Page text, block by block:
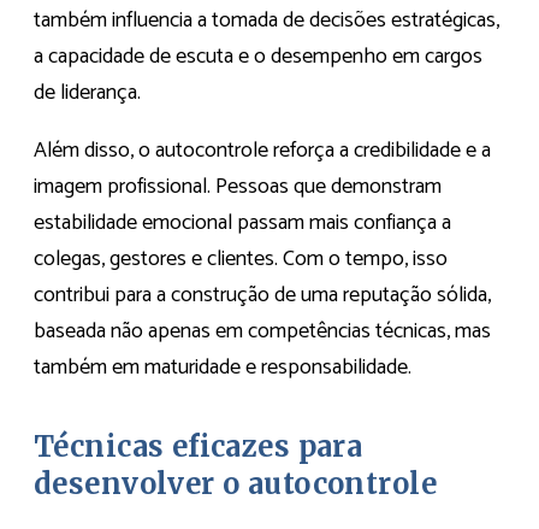
também influencia a tomada de decisões estratégicas,
a capacidade de escuta e o desempenho em cargos
de liderança.
Além disso, o autocontrole reforça a credibilidade e a
imagem profissional. Pessoas que demonstram
estabilidade emocional passam mais confiança a
colegas, gestores e clientes. Com o tempo, isso
contribui para a construção de uma reputação sólida,
baseada não apenas em competências técnicas, mas
também em maturidade e responsabilidade.
Técnicas eficazes para
desenvolver o autocontrole